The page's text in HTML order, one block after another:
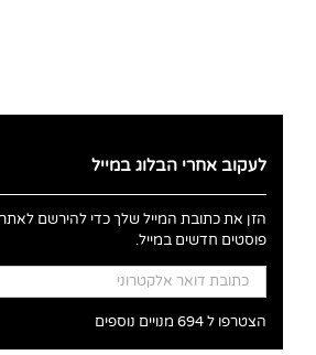
לעקוב אחרי הבלוג במייל
הזן את כתובת המייל שלך כדי להירשם
פוסטים חדשים במייל.
כתובת
דואר
אלקטרוני
הצטרפו ל 694 מנויים נוספים